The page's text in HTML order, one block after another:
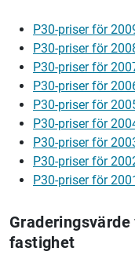
P30-priser för
P30-priser för
P30-priser för
P30-priser för
P30-priser för
P30-priser för
P30-priser för
P30-priser för
P30-priser för
fastighet